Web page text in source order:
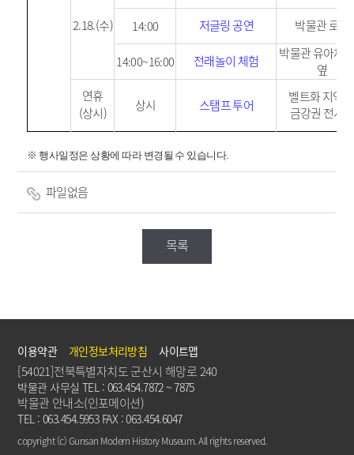
2.18.(수) 14:00 저글링 공연 박물관 로비
14:00~16:00 전래놀이 체험
박물관 유아체
옆
연휴
(상시)
상시 스탬프투어
벨트화 지역
금강권 전시
※ 행사일정은 상황에 따라 변경될 수 있습니다.
파일없음
목록
이용약관 개인정보처리방침 사이트맵
[54021]전북특별자치도 군산시 해망로 240
박물관 사무실 TEL : 063.454.7872 ~ 7875
박물관 안내소(인포메이션)
TEL : 063.454.5953 FAX : 063.454.6047
copyright (c) Gunsan Modern History Museum. All rights reserved.